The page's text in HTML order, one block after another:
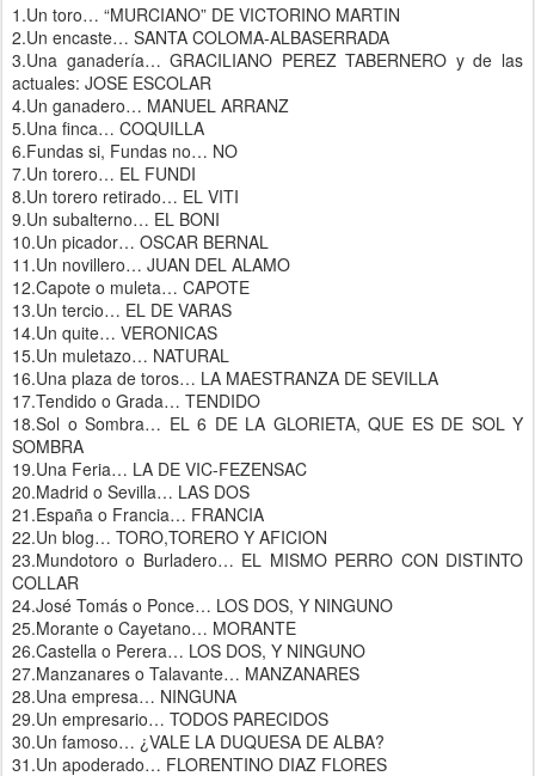
1.Un toro… “MURCIANO” DE VICTORINO MARTIN
2.Un encaste… SANTA COLOMA-ALBASERRADA
3.Una ganadería… GRACILIANO PEREZ TABERNERO y de las
actuales: JOSE ESCOLAR
4.Un ganadero… MANUEL ARRANZ
5.Una finca… COQUILLA
6.Fundas si, Fundas no… NO
7.Un torero… EL FUNDI
8.Un torero retirado… EL VITI
9.Un subalterno… EL BONI
10.Un picador… OSCAR BERNAL
11.Un novillero… JUAN DEL ALAMO
12.Capote o muleta… CAPOTE
13.Un tercio… EL DE VARAS
14.Un quite… VERONICAS
15.Un muletazo… NATURAL
16.Una plaza de toros… LA MAESTRANZA DE SEVILLA
17.Tendido o Grada… TENDIDO
18.Sol o Sombra… EL 6 DE LA GLORIETA, QUE ES DE SOL Y
SOMBRA
19.Una Feria… LA DE VIC-FEZENSAC
20.Madrid o Sevilla… LAS DOS
21.España o Francia… FRANCIA
22.Un blog… TORO,TORERO Y AFICION
23.Mundotoro o Burladero… EL MISMO PERRO CON DISTINTO
COLLAR
24.José Tomás o Ponce… LOS DOS, Y NINGUNO
25.Morante o Cayetano… MORANTE
26.Castella o Perera… LOS DOS, Y NINGUNO
27.Manzanares o Talavante… MANZANARES
28.Una empresa… NINGUNA
29.Un empresario… TODOS PARECIDOS
30.Un famoso… ¿VALE LA DUQUESA DE ALBA?
31.Un apoderado… FLORENTINO DIAZ FLORES